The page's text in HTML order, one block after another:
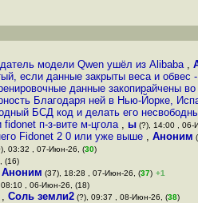
модели Qwen ушёл из Alibaba ,
если данные закрыты веса и обвес
данные закопирайчены
Благодаря ней в Нью-Йорке,
БСД код и делать его
п-з-вите м-цгола , ы (?), 14:00 , 06-
Fidonet 2 0 или уже выше , Аноним
03:32 , 07-Июн-26, (30)
(16)
Аноним (37), 18:28 , 07-Июн-26, (37) +1
08:10 , 06-Июн-26, (18)
, Соль земли2 (?), 09:37 , 08-Июн-26, (38)